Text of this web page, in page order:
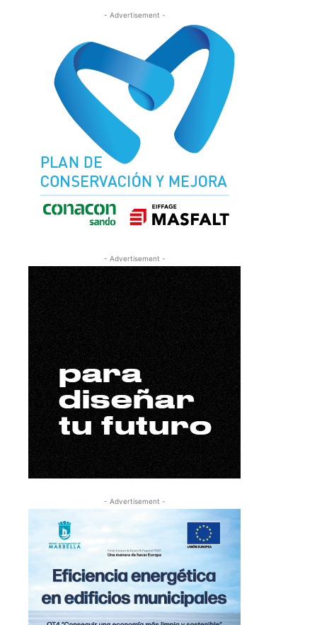
- Advertisement -
- Advertisement -
- Advertisement -